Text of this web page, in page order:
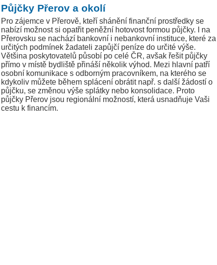
Půjčky Přerov a okolí
Pro zájemce v Přerově, kteří shánění finanční prostředky se
nabízí možnost si opatřit peněžní hotovost formou půjčky. I na
Přerovsku se nachází bankovní i nebankovní instituce, které za
určitých podmínek žadateli zapůjčí peníze do určité výše.
Většina poskytovatelů působí po celé ČR, avšak řešit půjčky
přímo v místě bydliště přináší několik výhod. Mezi hlavní patří
osobní komunikace s odborným pracovníkem, na kterého se
kdykoliv můžete během splácení obrátit např. s další žádostí o
půjčku, se změnou výše splátky nebo konsolidace. Proto
půjčky Přerov jsou regionální možností, která usnadňuje Vaši
cestu k financím.